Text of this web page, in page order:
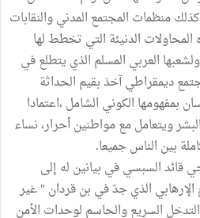
منظمات المجتمع المدني والنقابات
الدنيئة التي تخطط لها
العربي المسلم الذي يتطلع في
ديمقراطي آخذ بقيم الحداثة
بمفهومها الكوني الشامل ،اعتمادا
ويتعامل مع مواطنين أحرار، نساء
بين الناس جميعا.
قائد السبسي في بيانين له إلى
الذي جدّ في بن قردان " غير
السريع والحاسم لوحدات الأمن